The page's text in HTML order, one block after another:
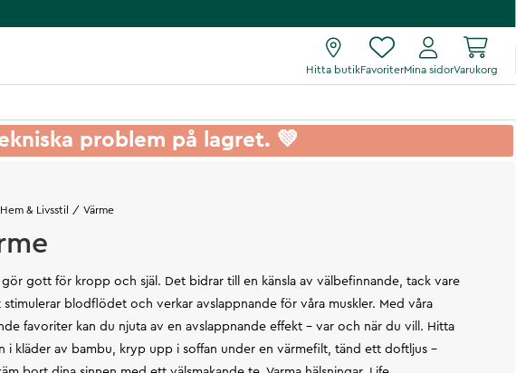
Hitta butikFavoriterMina sidorVarukorg
problem på lagret. 💚
Hem & Livsstil Värme
gör gott för kropp och själ. Det bidrar till en känsla av välbefinnande, tack vare
blodflödet och verkar avslappnande för våra muskler. Med våra
favoriter kan du njuta av en avslappnande effekt – var och när du vill. Hitta
i kläder av bambu, kryp upp i soffan under en värmefilt, tänd ett doftljus –